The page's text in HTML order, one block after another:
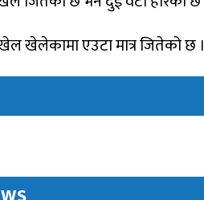
खेलेकामा एउटा मात्र जितेको छ